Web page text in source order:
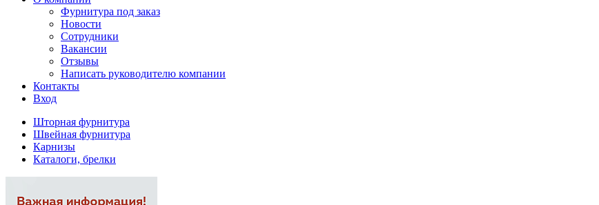
Фурнитура под заказ
Новости
Сотрудники
Вакансии
Отзывы
Написать руководителю компании
Контакты
Вход
Шторная фурнитура
Швейная фурнитура
Карнизы
Каталоги, брелки